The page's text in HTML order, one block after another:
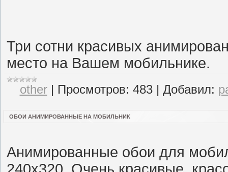
Три сотни красивых
место на Вашем мобильнике.
other| Просмотров: 483| Добавил:
ОБОИ АНИМИРОВАННЫЕ НА МОБИЛЬНИК
Анимированные обои для